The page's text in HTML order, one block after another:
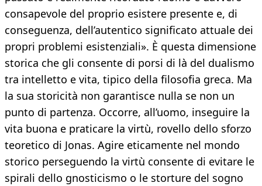
consapevole del proprio esistere presente e, di
conseguenza, dell’autentico significato attuale dei
propri problemi esistenziali». È questa dimensione
storica che gli consente di porsi di là del dualismo
tra intelletto e vita, tipico della filosofia greca. Ma
la sua storicità non garantisce nulla se non un
punto di partenza. Occorre, all’uomo, inseguire la
vita buona e praticare la virtù, rovello dello sforzo
teoretico di Jonas. Agire eticamente nel mondo
storico perseguendo la virtù consente di evitare le
spirali dello gnosticismo o le storture del sogno